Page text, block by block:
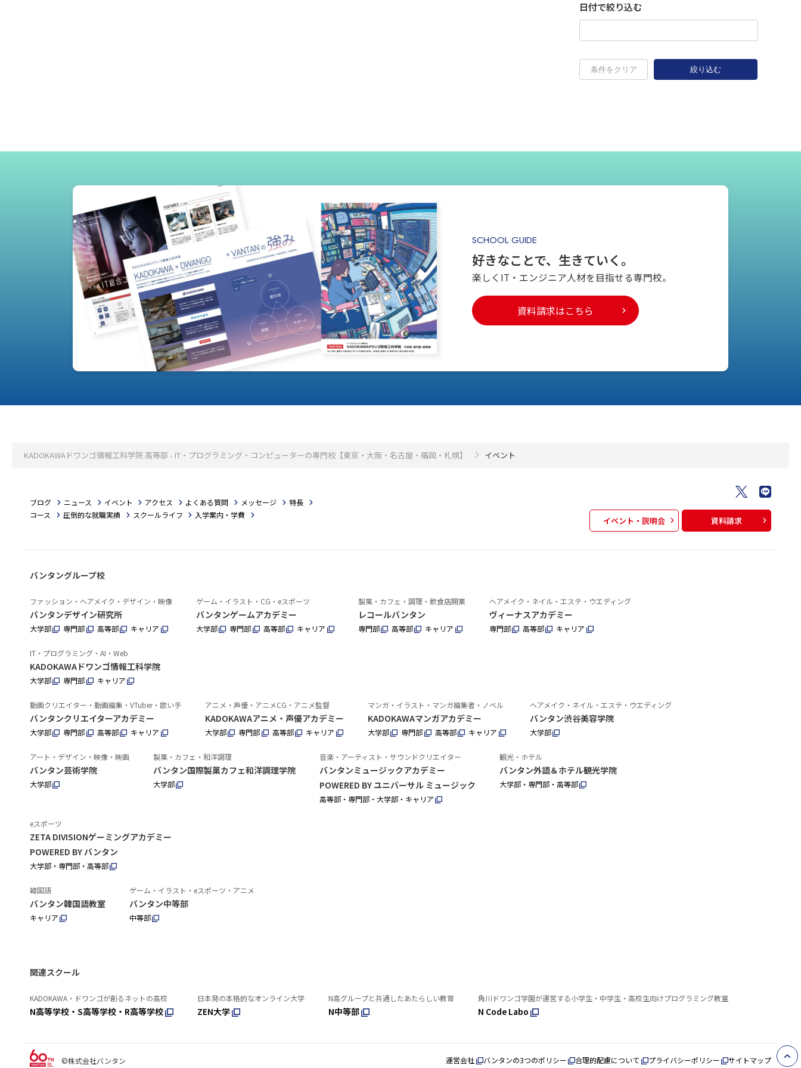
日付で絞り込む
条件をクリア 絞り込む
SCHOOL GUIDE
好きなことで、生きていく。
楽しくIT・エンジニア人材を目指せる専門校。
資料請求はこちら
KADOKAWAドワンゴ情報工科学院 高等部 - IT・プログラミング・コンピューターの専門校【東京・大阪・名古屋・福岡・札幌】 イベント
ブログ ニュース イベント アクセス よくある質問 メッセージ
特長
コース
圧倒的な就職実績 スクールライフ 入学案内・学費 イベント・説明会 資料請求
バンタングループ校
ファッション・ヘアメイク・デザイン・映像
バンタンデザイン研究所
大学部 専門部 高等部 キャリア
ゲーム・イラスト・CG・eスポーツ
バンタンゲームアカデミー
大学部 専門部 高等部 キャリア
製菓・カフェ・調理・飲食店開業
レコールバンタン
専門部 高等部 キャリア
ヘアメイク・ネイル・エステ・ウエディング
ヴィーナスアカデミー
専門部 高等部 キャリア
IT・プログラミング・AI・Web
KADOKAWAドワンゴ情報工科学院
大学部 専門部 キャリア
動画クリエイター・動画編集・VTuber・歌い手
バンタンクリエイターアカデミー
大学部 専門部 高等部 キャリア
アニメ・声優・アニメCG・アニメ監督
KADOKAWAアニメ・声優アカデミー
大学部 専門部 高等部 キャリア
マンガ・イラスト・マンガ編集者・ノベル
KADOKAWAマンガアカデミー
大学部 専門部 高等部 キャリア
ヘアメイク・ネイル・エステ・ウエディング
バンタン渋谷美容学院
大学部
アート・デザイン・映像・映画
バンタン芸術学院
大学部
製菓・カフェ・和洋調理
バンタン国際製菓カフェ和洋調理学院
大学部
音楽・アーティスト・サウンドクリエイター
バンタンミュージックアカデミー
POWERED BY ユニバーサル ミュージック
高等部・専門部・大学部・キャリア
観光・ホテル
バンタン外語＆ホテル観光学院
大学部・専門部・高等部
eスポーツ
ZETA DIVISIONゲーミングアカデミー
POWERED BY バンタン
大学部・専門部・高等部
韓国語
バンタン韓国語教室
キャリア
ゲーム・イラスト・eスポーツ・アニメ
バンタン中等部
中等部
関連スクール
KADOKAWA・ドワンゴが創るネットの高校
N高等学校・S高等学校・R高等学校
日本発の本格的なオンライン大学
ZEN大学
N高グループと共通したあたらしい教育
N中等部
角川ドワンゴ学園が運営する小学生・中学生・高校生向けプログラミング教室
N Code Labo
運営会社 バンタンの3つのポリシー 合理的配慮について プライバシーポリシー サイトマップ
©株式会社バンタン